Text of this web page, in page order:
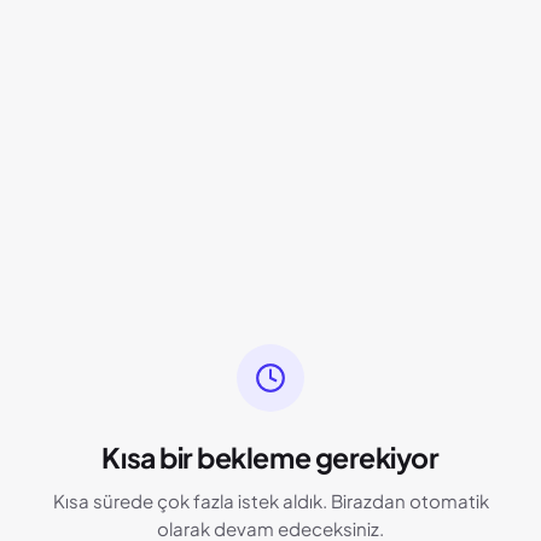
Kısa bir bekleme gerekiyor
Kısa sürede çok fazla istek aldık. Birazdan otomatik
olarak devam edeceksiniz.